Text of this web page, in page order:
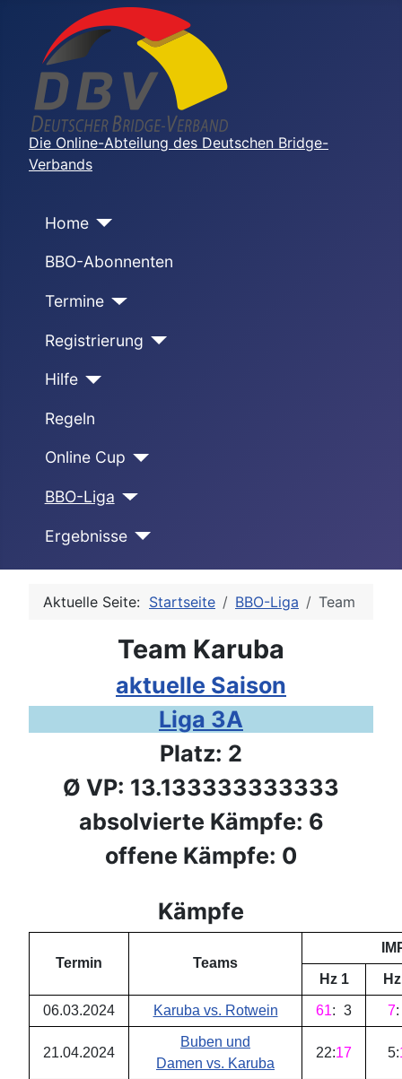
Die Online-Abteilung des Deutschen Bridge-
Verbands
Home
BBO-Abonnenten
Termine
Registrierung
Hilfe
Regeln
Online Cup
BBO-Liga
Ergebnisse
Aktuelle Seite: Startseite BBO-Liga Team
Team Karuba
aktuelle Saison
Liga 3A
Platz: 2
Ø VP: 13.133333333333
absolvierte Kämpfe: 6
offene Kämpfe: 0
Kämpfe
Termin Teams
Hz 1
06.03.2024 Karuba vs. Rotwein 61: 3 7:
21.04.2024
Buben und
Damen vs. Karuba
22:17 5: